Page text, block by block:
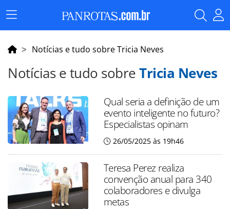
Menu
Principal
Notícias e tudo sobre Tricia Neves
Notícias e tudo sobreTricia Neves
Qual seria a definição de um
evento inteligente no futuro?
Especialistas opinam
26/05/2025 às 19h46
Teresa Perez realiza
convenção anual para 340
colaboradores e divulga
metas